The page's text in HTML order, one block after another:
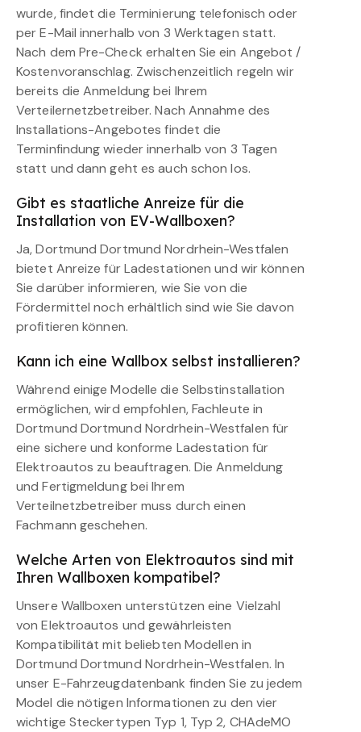
wurde, findet die Terminierung telefonisch oder
per E-Mail innerhalb von 3 Werktagen statt.
Nach dem Pre-Check erhalten Sie ein Angebot /
Kostenvoranschlag. Zwischenzeitlich regeln wir
bereits die Anmeldung bei Ihrem
Verteilernetzbetreiber. Nach Annahme des
Installations-Angebotes findet die
Terminfindung wieder innerhalb von 3 Tagen
statt und dann geht es auch schon los.
Gibt es staatliche Anreize für die
Installation von EV-Wallboxen?
Ja, Dortmund Dortmund Nordrhein-Westfalen
bietet Anreize für Ladestationen und wir können
Sie darüber informieren, wie Sie von die
Fördermittel noch erhältlich sind wie Sie davon
profitieren können.
Kann ich eine Wallbox selbst installieren?
Während einige Modelle die Selbstinstallation
ermöglichen, wird empfohlen, Fachleute in
Dortmund Dortmund Nordrhein-Westfalen für
eine sichere und konforme Ladestation für
Elektroautos zu beauftragen. Die Anmeldung
und Fertigmeldung bei Ihrem
Verteilnetzbetreiber muss durch einen
Fachmann geschehen.
Welche Arten von Elektroautos sind mit
Ihren Wallboxen kompatibel?
Unsere Wallboxen unterstützen eine Vielzahl
von Elektroautos und gewährleisten
Kompatibilität mit beliebten Modellen in
Dortmund Dortmund Nordrhein-Westfalen. In
unser E-Fahrzeugdatenbank finden Sie zu jedem
Model die nötigen Informationen zu den vier
wichtige Steckertypen Typ 1, Typ 2, CHAdeMO